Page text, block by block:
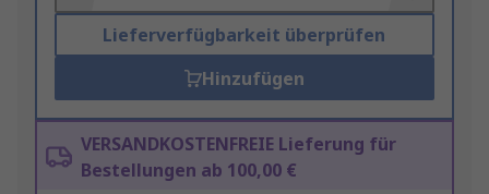
Lieferverfügbarkeit überprüfen
Hinzufügen
VERSANDKOSTENFREIE Lieferung für
Bestellungen ab 100,00 €